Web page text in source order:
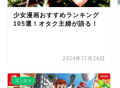
少女漫画おすすめランキング
105選！オタク主婦が語る！
2024年12月26日
エンタメ